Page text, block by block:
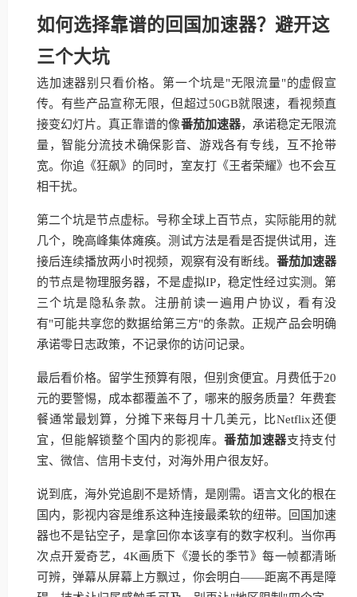
如何选择靠谱的回国加速器？避开这
三个大坑
选加速器别只看价格。第一个坑是"无限流量"的虚假宣
传。有些产品宣称无限，但超过50GB就限速，看视频直
接变幻灯片。真正靠谱的像番茄加速器，承诺稳定无限流
量，智能分流技术确保影音、游戏各有专线，互不抢带
宽。你追《狂飙》的同时，室友打《王者荣耀》也不会互
相干扰。
第二个坑是节点虚标。号称全球上百节点，实际能用的就
几个，晚高峰集体瘫痪。测试方法是看是否提供试用，连
接后连续播放两小时视频，观察有没有断线。 番茄加速器
的节点是物理服务器，不是虚拟IP，稳定性经过实测。第
三个坑是隐私条款。注册前读一遍用户协议，看有没
有"可能共享您的数据给第三方"的条款。正规产品会明确
承诺零日志政策，不记录你的访问记录。
最后看价格。留学生预算有限，但别贪便宜。月费低于20
元的要警惕，成本都覆盖不了，哪来的服务质量？年费套
餐通常最划算，分摊下来每月十几美元，比Netflix还便
宜，但能解锁整个国内的影视库。番茄加速器支持支付
宝、微信、信用卡支付，对海外用户很友好。
说到底，海外党追剧不是矫情，是刚需。语言文化的根在
国内，影视内容是维系这种连接最柔软的纽带。回国加速
器也不是钻空子，是拿回你本该享有的数字权利。当你再
次点开爱奇艺，4K画质下《漫长的季节》每一帧都清晰
可辨，弹幕从屏幕上方飘过，你会明白——距离不再是障